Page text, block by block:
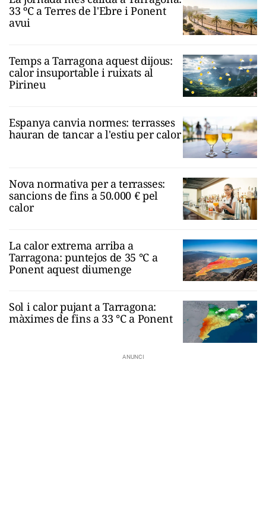
33 ºC a Terres de l'Ebre i Ponent
avui
Temps a Tarragona aquest dijous:
calor insuportable i ruixats al
Pirineu
Espanya canvia normes: terrasses
hauran de tancar a l'estiu per calor
Nova normativa per a terrasses:
sancions de fins a 50.000 € pel
calor
La calor extrema arriba a
Tarragona: puntejos de 35 °C a
Ponent aquest diumenge
Sol i calor pujant a Tarragona:
màximes de fins a 33 °C a Ponent